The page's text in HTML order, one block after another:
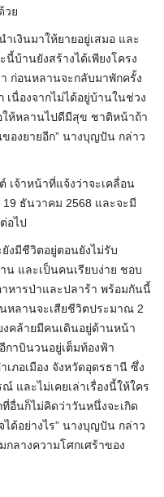
วย
ำเงินมาให้ยายอยู่เสมอ และ
บ้านยังสร้างได้เพียงโครง
ก่อนหลานจะกลับมาพักครั้ง
นื่องจากไม่ได้อยู่บ้านในช่วง
ห้หลานไปดีมีสุข ชาติหน้าถ้า
องยายอีก” นางบุญปัน กล่าว
เจ้าหน้าที่แจ้งว่าจะเคลื่อน
ธันวาคม 2568 และจะมี
อไป
งมีชีวิตอยู่ตอนยังไม่รับ
น และเป็นคนเรียบง่าย ชอบ
หารป่าและปลาร้า พร้อมกันนี้
หลานจะเสียชีวิตประมาณ 2
คล้ายมีคนเดินอยู่ด้านหน้า
กาบินวนอยู่เต็มท้องฟ้า
ภอเมือง จังหวัดอุดรธานี ซึ่ง
และไม่เคยเล่าเรื่องนี้ให้ใคร
อื่นก็ไม่คิดว่าวันหนึ่งจะเกิด
ด้อย่างไร” นางบุญปัน กล่าว
กลางความโศกเศร้าของ